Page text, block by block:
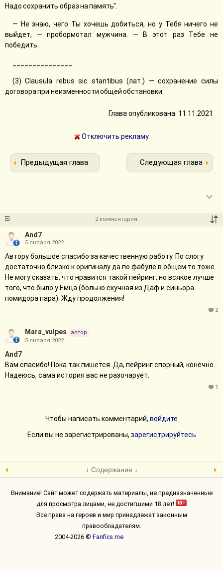
Надо сохранить образ на память".
— Не знаю, чего Ты хочешь добиться, но у Тебя ничего не
выйдет, — пробормотал мужчина. — В этот раз Тебе не
победить.
(3) Clausula rebus sic stantibus (лат.) — сохранение силы
договора при неизменности общей обстановки.
Глава опубликована: 11.11.2021
Отключить рекламу
Предыдущая глава Следующая глава
2 комментария
And7
5 января 2022
Автору большое спасибо за качественную работу. По слогу
достаточно близко к оригиналу да по фабуле в общем то тоже.
Не могу сказать, что нравится такой пейринг, но всякое лучше
того, что было у Емца (больно скучная из Даф и синьора
помидора пара). Жду продолжения!
2
Mara_vulpes
автор
5 января 2022
And7
Вам спасибо! Пока так пишется. Да, пейринг спорный, конечно...
Надеюсь, сама история вас не разочарует.
1
Чтобы написать комментарий, войдите
Если вы не зарегистрированы, зарегистрируйтесь
↓ Содержание ↓
Внимание! Сайт может содержать материалы, не предназначенные
для просмотра лицами, не достигшими 18 лет!
Все права на героев и мир принадлежат законным
правообладателям.
2004-2026 © Fanfics.me